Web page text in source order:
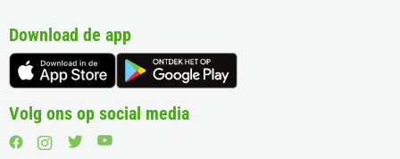
Download de app
Volg ons op social media